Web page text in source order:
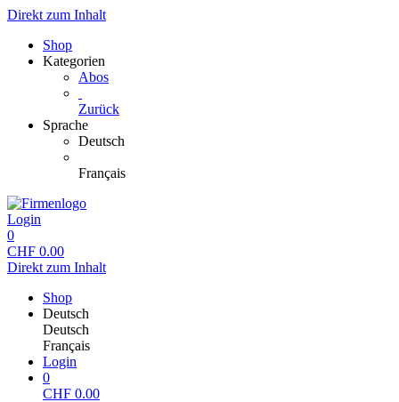
Direkt zum Inhalt
Shop
Kategorien
Abos
Zurück
Sprache
Deutsch
Français
Login
0
CHF 0.00
Direkt zum Inhalt
Shop
Deutsch
Deutsch
Français
Login
0
CHF 0.00